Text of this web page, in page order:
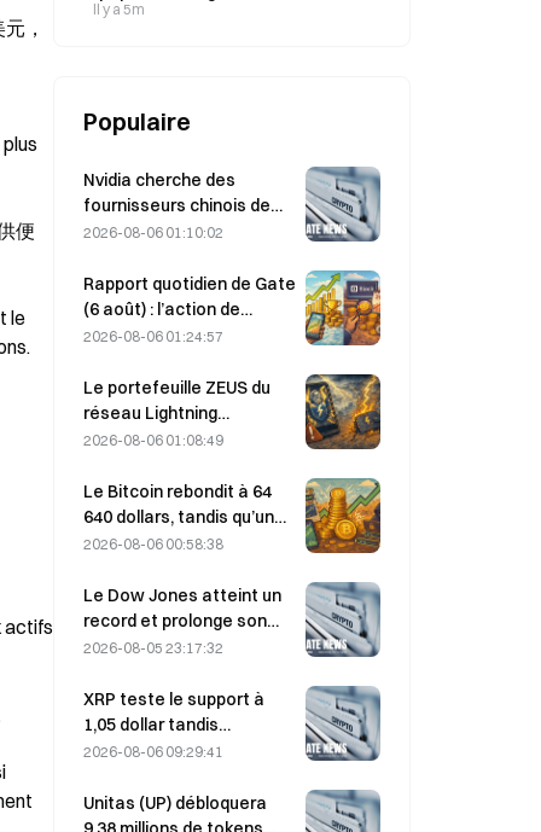
，
便
le
actifs
mot d’une phrase de récupération
Il y a 5m
Populaire
Nvidia cherche des
fournisseurs chinois de
stations de base IA pour
6G
2026-08-06 01:10:02
Rapport quotidien de Gate
(6 août) : l’action de
préférence STRC de
fortement ; Block relève
ses prévisions de
résultats pour l’ensemble
2026-08-06 01:24:57
Le portefeuille ZEUS du
réseau Lightning
temporairement mis hors
l’équipe affirme que les
fonds des utilisateurs
n’ont pas été perdus
2026-08-06 01:08:49
Le Bitcoin rebondit à 64
640 dollars, tandis qu’une
vulnérabilité de Coldcard
portefeuilles actifs à son
plus haut niveau en trois
mois
2026-08-06 00:58:38
Le Dow Jones atteint un
record et prolonge son
rallye de cinq jours durant
investissements dans l’IA
stimulent les gains
2026-08-05 23:17:32
XRP teste le support à
1,05 dollar tandis
qu’Ethereum se maintient
contexte de faible volume
2026-08-06 09:29:41
Unitas (UP) débloquera